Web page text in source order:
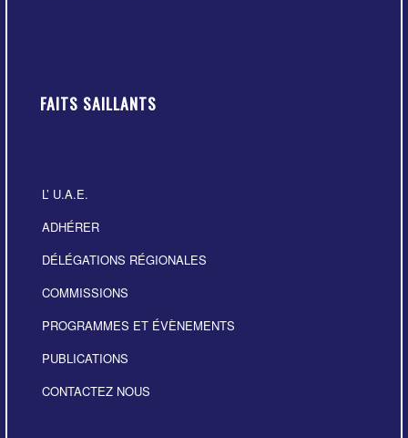
FAITS SAILLANTS
L’ U.A.E.
ADHÉRER
DÉLÉGATIONS RÉGIONALES
COMMISSIONS
PROGRAMMES ET ÉVÈNEMENTS
PUBLICATIONS
CONTACTEZ NOUS